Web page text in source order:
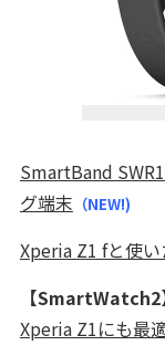
SmartBand
グ端末 （NEW!)
Xperia Z1 fと使
【SmartWatch2
Xperia Z1にも最